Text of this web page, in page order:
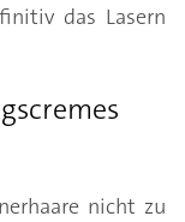
das Lasern
nicht zu